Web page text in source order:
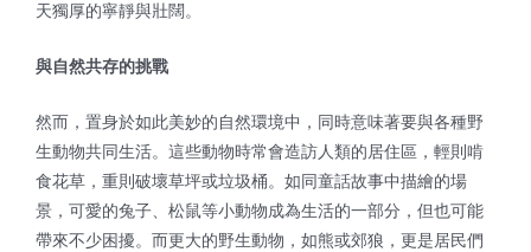
天獨厚的寧靜與壯闊。
與自然共存的挑戰
然而，置身於如此美妙的自然環境中，同時意味著要與各種野
生動物共同生活。這些動物時常會造訪人類的居住區，輕則啃
食花草，重則破壞草坪或垃圾桶。如同童話故事中描繪的場
景，可愛的兔子、松鼠等小動物成為生活的一部分，但也可能
帶來不少困擾。而更大的野生動物，如熊或郊狼，更是居民們